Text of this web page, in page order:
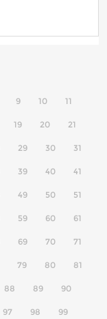
9 10 11
19 20 21
29 30 31
39 40 41
49 50 51
59 60 61
69 70 71
79 80 81
88 89 90
97 98 99